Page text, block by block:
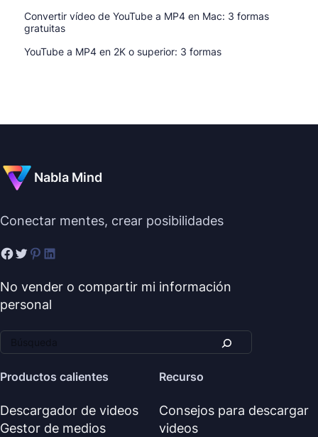
Convertir vídeo de YouTube a MP4 en Mac: 3 formas
gratuitas
YouTube a MP4 en 2K o superior: 3 formas
Nabla Mind
Conectar mentes, crear posibilidades
No vender o compartir mi información
personal
Productos calientes
Descargador de videos
Gestor de medios
Recurso
Consejos para descargar
videos